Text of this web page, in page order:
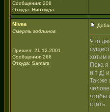
Сообщения: 208
Откуда: Ниоткуда
Nivea
Смерть гоблинов
Пришел: 21.12.2001
Сообщения: 266
Откуда: Samara
Что
хотим
Пока
и т д)
Так же
чтобы
стать.